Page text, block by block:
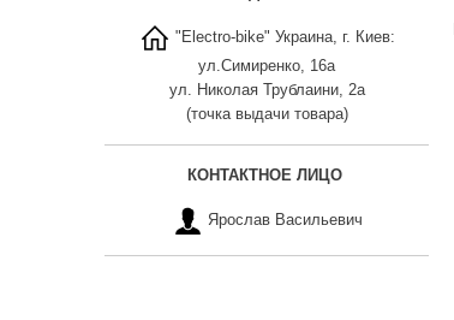
"Electro-bike" Украина, г. Киев:
ул.Симиренко, 16а
ул. Николая Трублаини, 2а
(точка выдачи товара)
КОНТАКТНОЕ ЛИЦО
Ярослав Васильевич